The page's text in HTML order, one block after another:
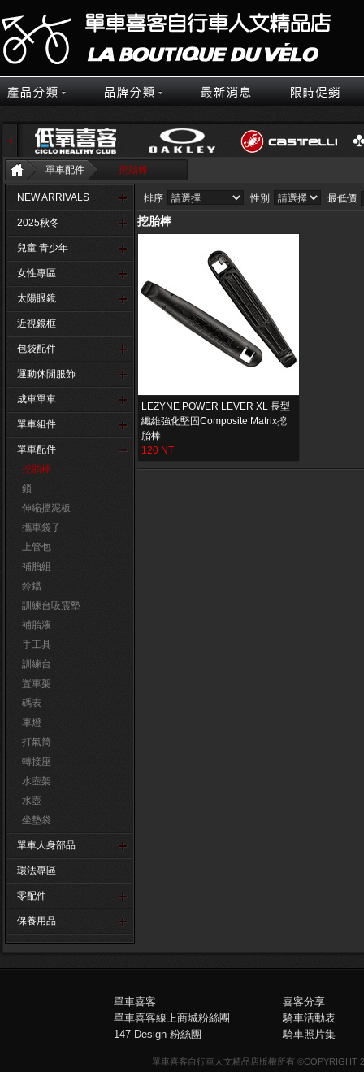
單車配件 挖胎棒
NEW ARRIVALS
2025秋冬
兒童 青少年
女性專區
太陽眼鏡
近視鏡框
包袋配件
運動休閒服飾
成車單車
單車組件
單車配件
挖胎棒
鎖
伸縮擋泥板
攜車袋子
上管包
補胎組
鈴鐺
訓練台吸震墊
補胎液
手工具
訓練台
置車架
碼表
車燈
打氣筒
轉接座
水壺架
水壺
坐墊袋
單車人身部品
環法專區
零配件
保養用品
排序 性別 最低價
挖胎棒
LEZYNE POWER LEVER XL 長型
纖維強化堅固Composite Matrix挖
胎棒
120 NT
單車喜客
單車喜客線上商城粉絲團
147 Design 粉絲團
喜客分享
騎車活動表
騎車照片集
單車喜客自行車人文精品店版權所有